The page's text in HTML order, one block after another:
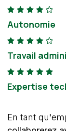
Autonomie
Travail
Expertise
En tant